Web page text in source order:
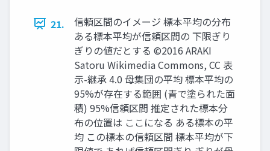
21.
信頼区間のイメージ 標本平均の分布
ある標本平均が信頼区間の 下限ぎり
ぎりの値だとする ©2016 ARAKI
Satoru Wikimedia Commons, CC 表
示-継承 4.0 母集団の平均 標本平均の
95%が存在する範囲 (青で塗られた面
積) 95%信頼区間 推定された標本分
布の位置は ここになる ある標本の平
均 この標本の信頼区間 標本平均が下